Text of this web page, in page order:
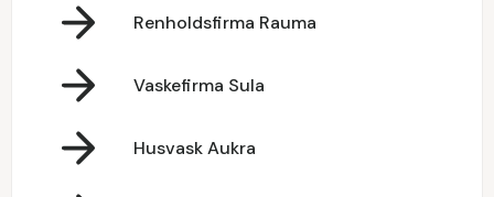
Renholdsfirma Rauma
Vaskefirma Sula
Husvask Aukra